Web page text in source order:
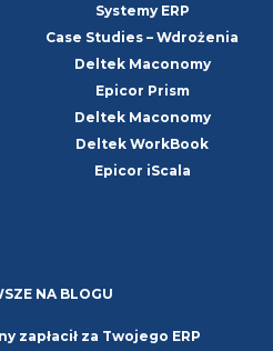
Systemy ERP
Case Studies – Wdrożenia
Deltek Maconomy
Epicor Prism
Deltek Maconomy
Deltek WorkBook
Epicor iScala
NA BLOGU
zapłacił za Twojego ERP